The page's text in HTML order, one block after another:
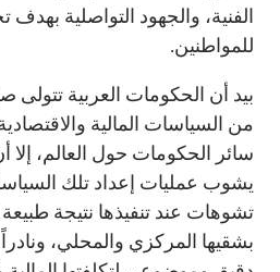
الفنية، والجهود التواصلية
للمواطنين.
بيد أن الحكومات العربية تتولى
من السياسات المالية
سائر الحكومات حول العالم،
يشوب عمليات إعداد تلك
تشوهات عند تنفيذها نتيجة طبيعة
بشقيها المركزي والمحلي،